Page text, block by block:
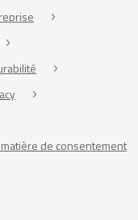
de consentement